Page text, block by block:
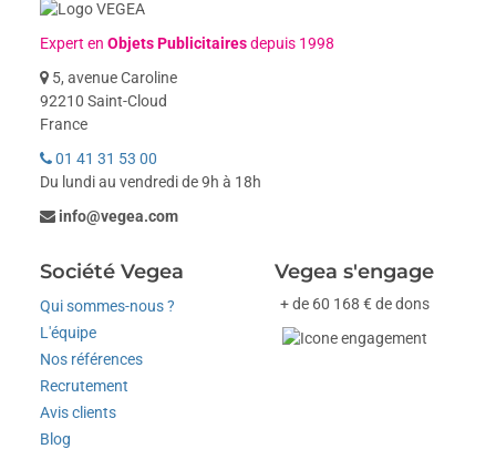
Expert enObjets Publicitairesdepuis 1998
5, avenue Caroline
92210 Saint-Cloud
France
01 41 31 53 00
Du lundi au vendredi de 9h à 18h
info@vegea.com
Société Vegea
Qui sommes-nous ?
L'équipe
Nos références
Recrutement
Avis clients
Blog
Vegea s'engage
+ de 60 168 € de dons